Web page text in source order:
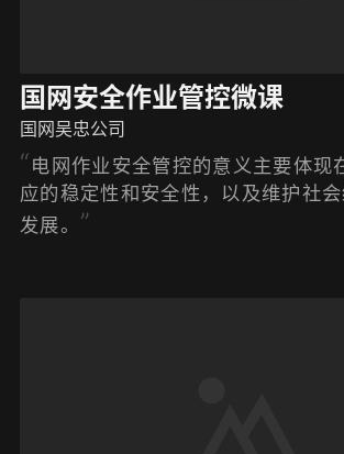
国网安全作业管控微课
国网吴忠公司
电网作业安全管控的意义主要体现
应的稳定性和安全性，以及维护社
发展。